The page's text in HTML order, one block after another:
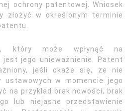
ochrony patentowej. Wniosek
złożyć w określonym terminie
który może wpłynąć na
jego unieważnienie. Patent
jeśli okaże się, że nie
ustawowych w momencie jego
na przykład brak nowości, brak
lub niejasne przedstawienie